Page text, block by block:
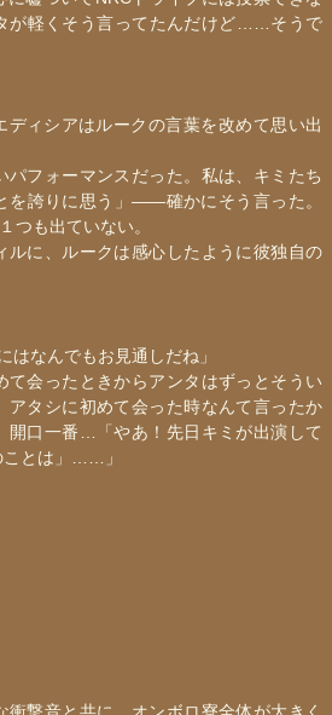
が軽くそう言ってたんだけど……そうで
ディシアはルークの言葉を改めて思い出
パフォーマンスだった。私は、キミたち
を誇りに思う」——確かにそう言った。
つも出ていない。
ルに、ルークは感心したように彼独自の
はなんでもお見通しだね」
て会ったときからアンタはずっとそうい
アタシに初めて会った時なんて言ったか
開口一番…「やあ！先日キミが出演して
ことは」……」